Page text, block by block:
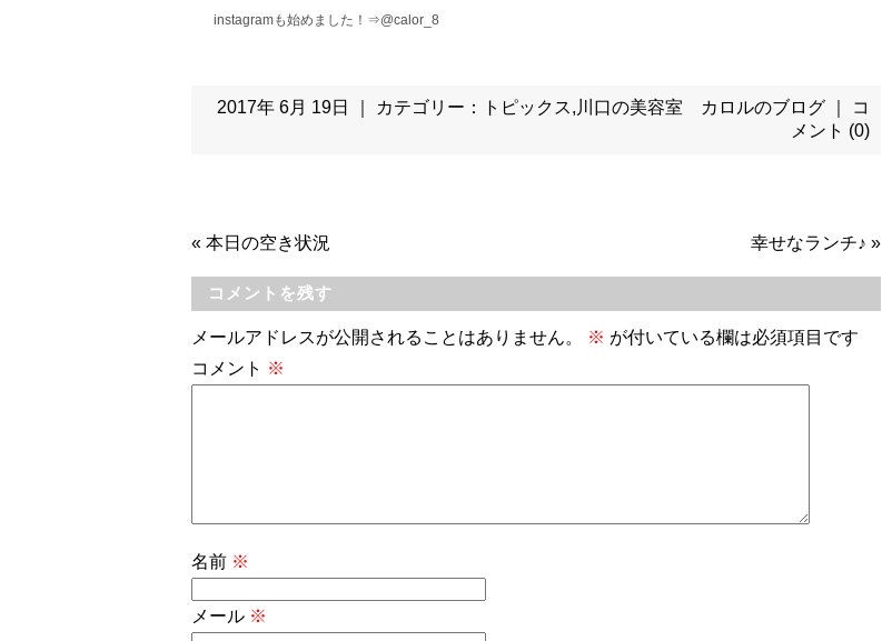
instagramも始めました！⇒@calor_8
2017年 6月 19日 ｜ カテゴリー： トピックス, 川口の美容室 カロルのブログ
コ
メント (0)
« 本日の空き状況 幸せなランチ♪ »
コメントを残す
メールアドレスが公開されることはありません。 ※ が付いている欄は必須項目です
コメント ※
名前 ※
メール ※